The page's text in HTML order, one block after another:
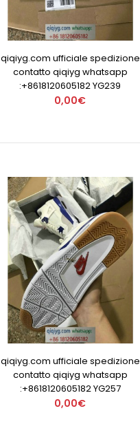
qiqiyg.com ufficiale spedizione
contatto qiqiyg whatsapp
:+8618120605182 YG239
0,00€
qiqiyg.com ufficiale spedizione
contatto qiqiyg whatsapp
:+8618120605182 YG257
0,00€